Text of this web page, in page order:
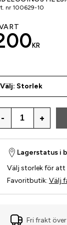
nr 100629-10
KR
Välj: Storlek
- +
Lagerstatus i
Välj storlek för att
Favoritbutik: Välj
Fri frakt